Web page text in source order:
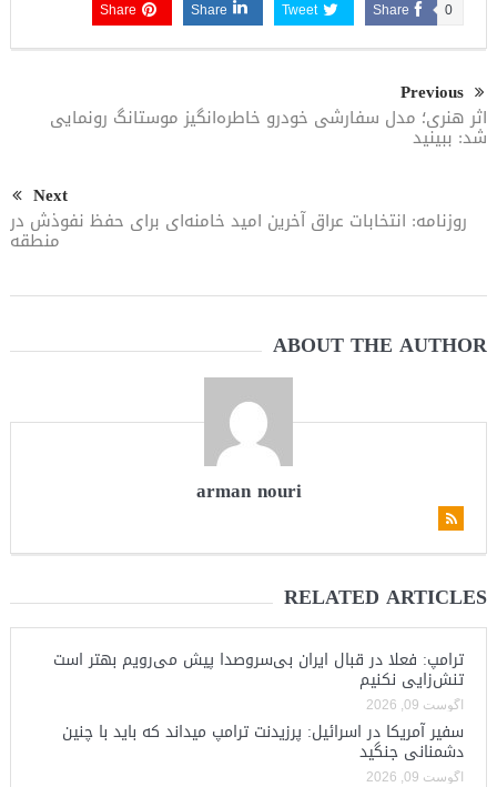
Share 0
Tweet
Share
Share
Previous
اثر هنری؛ مدل سفارشی خودرو خاطره‌انگیز موستانگ رونمایی
شد: ببینید
Next
روزنامه: انتخابات عراق آخرین امید خامنه‌ای برای حفظ نفوذش در
منطقه
ABOUT THE AUTHOR
arman nouri
RELATED ARTICLES
ترامپ: فعلا در قبال ایران بی‌سروصدا پیش می‌رویم بهتر است
تنش‌زایی نکنیم
آگوست 09, 2026
سفیر آمریکا در اسرائیل: پرزیدنت ترامپ میداند که باید با چنین
دشمنانی جنگید
آگوست 09, 2026